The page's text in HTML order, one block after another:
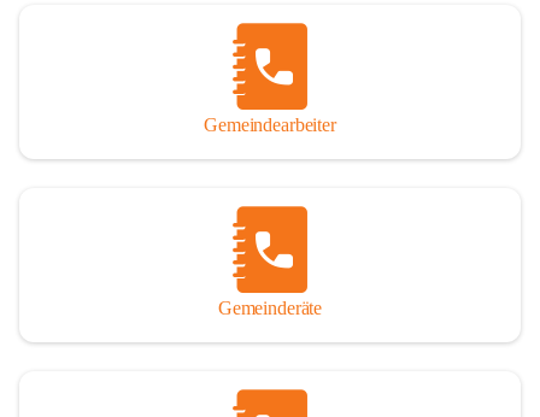
Gemeindearbeiter
Gemeinderäte